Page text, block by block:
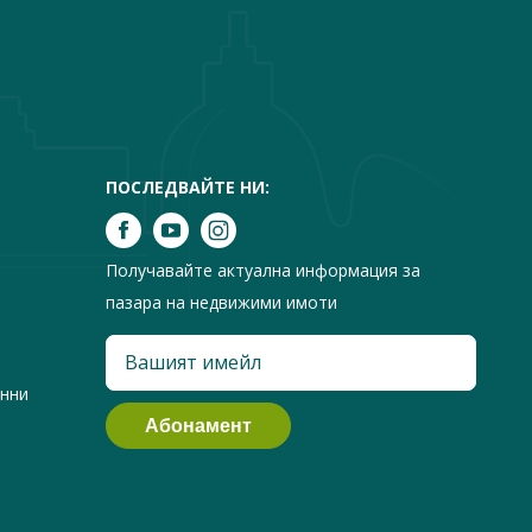
ПОСЛЕДВАЙТЕ НИ:
Получавайте актуална информация за
пазара на недвижими имоти